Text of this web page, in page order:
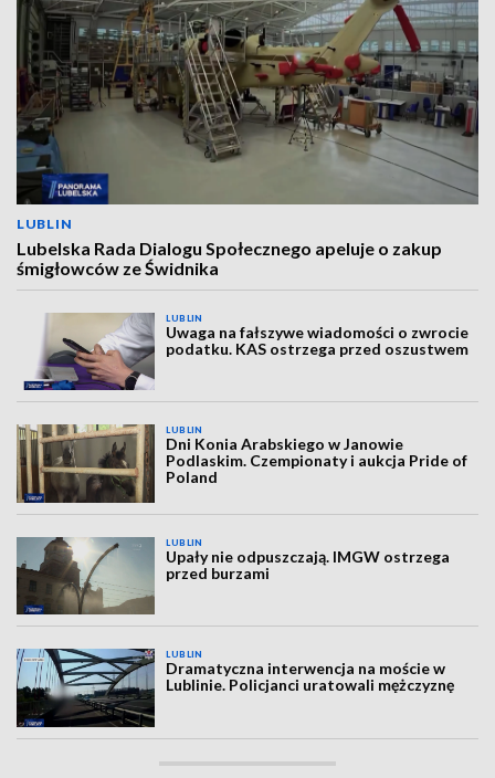
LUBLIN
Lubelska Rada Dialogu Społecznego apeluje o zakup
śmigłowców ze Świdnika
LUBLIN
Uwaga na fałszywe wiadomości o zwrocie
podatku. KAS ostrzega przed oszustwem
LUBLIN
Dni Konia Arabskiego w Janowie
Podlaskim. Czempionaty i aukcja Pride of
Poland
LUBLIN
Upały nie odpuszczają. IMGW ostrzega
przed burzami
LUBLIN
Dramatyczna interwencja na moście w
Lublinie. Policjanci uratowali mężczyznę